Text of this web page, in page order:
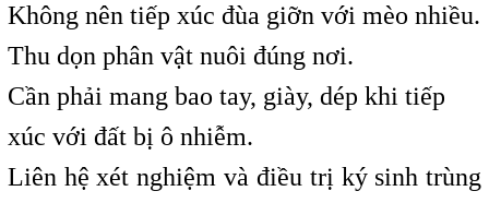
Không nên tiếp xúc đùa giỡn với mèo nhiều.
Thu dọn phân vật nuôi đúng nơi.
Cần phải mang bao tay, giày, dép khi tiếp
xúc với đất bị ô nhiễm.
Liên hệ xét nghiệm và điều trị ký sinh trùng